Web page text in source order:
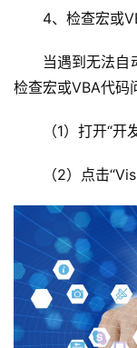
x
4、检查宏或
当遇到无法自
检查宏或VBA代码
（1）打开“开
（2）点击